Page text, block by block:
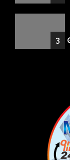
3